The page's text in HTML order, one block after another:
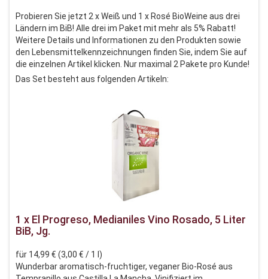
Probieren Sie jetzt 2 x Weiß und 1 x Rosé BioWeine aus drei
Ländern im BiB! Alle drei im Paket mit mehr als 5% Rabatt!
Weitere Details und Informationen zu den Produkten sowie
den Lebensmittelkennzeichnungen finden Sie, indem Sie auf
die einzelnen Artikel klicken. Nur maximal 2 Pakete pro Kunde!
Das Set besteht aus folgenden Artikeln:
1 x El Progreso, Medianiles Vino Rosado, 5 Liter
BiB, Jg.
für 14,99 € (3,00 € / 1 l)
Wunderbar aromatisch-fruchtiger, veganer Bio-Rosé aus